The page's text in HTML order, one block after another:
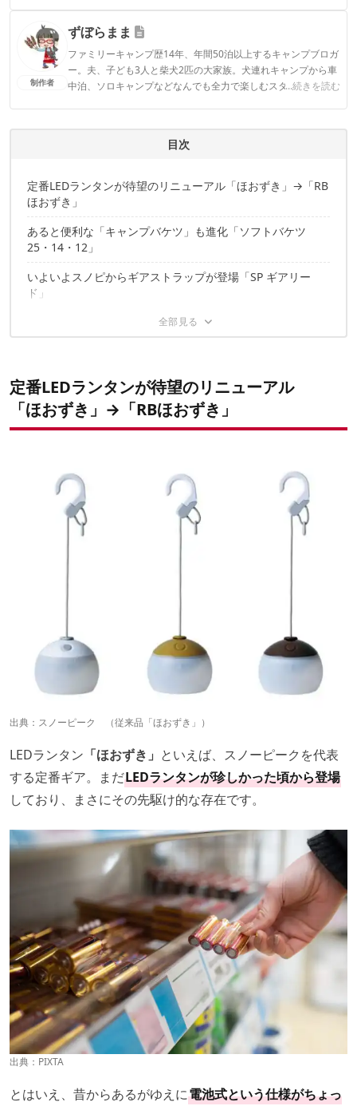
CAMP HACK編集部のプロフィール
制作者
ずぼらまま
ファミリーキャンプ歴14年、年間50泊以上するキャンプブロガ
ー。夫、子ども3人と柴犬2匹の大家族。犬連れキャンプから車
中泊、ソロキャンプなどなんでも全力で楽しむスタイル。アウ
...続きを読む
ずぼらままのプロフィール
目次
定番LEDランタンが待望のリニューアル「ほおずき」→「RB
ほおずき」
あると便利な「キャンプバケツ」も進化「ソフトバケツ
25・14・12」
いよいよスノピからギアストラップが登場「SP ギアリー
ド」
スノーピーク進化ギアで“ちょうどいい”を手に入れよう
定番LEDランタンが待望のリニューアル
「ほおずき」→「RBほおずき」
出典： スノーピーク （従来品「ほおずき」）
LEDランタン 「ほおずき」 といえば、スノーピークを代表
する定番ギア。まだLEDランタンが珍しかった頃から登場
しており、まさにその先駆け的な存在です。
出典：PIXTA
とはいえ、昔からあるがゆえに電池式という仕様がちょっ